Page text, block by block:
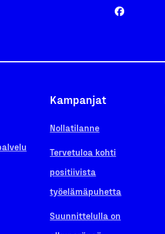
Kampanjat
Nollatilanne
Tervetuloa kohti
positiivista
työelämäpuhetta
Suunnittelulla on